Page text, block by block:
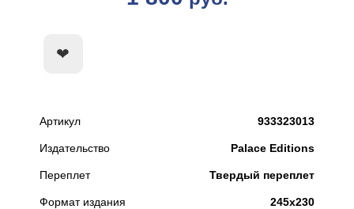
Артикул 933323013
Издательство Palace Editions
Переплет Твердый переплет
Формат издания 245х230